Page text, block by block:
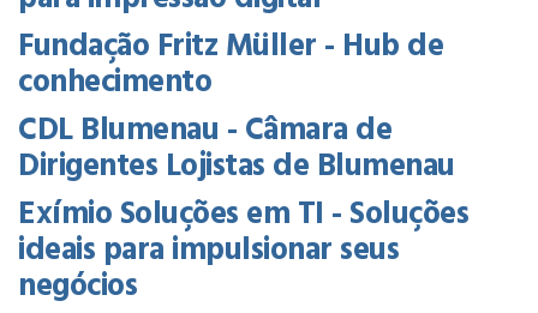
Fundação Fritz Müller - Hub de
conhecimento
CDL Blumenau - Câmara de
Dirigentes Lojistas de Blumenau
Exímio Soluções em TI - Soluções
ideais para impulsionar seus
negócios